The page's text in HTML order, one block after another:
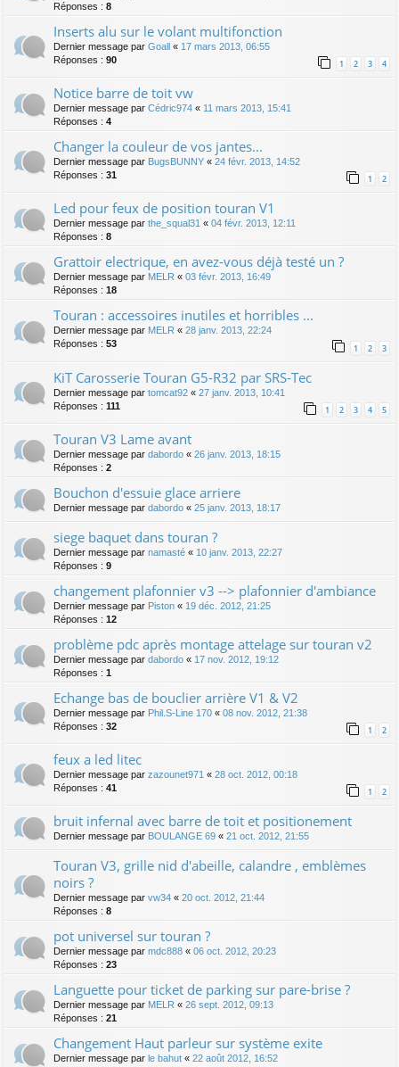
Réponses : 8
Inserts alu sur le volant multifonction
Dernier message par Goall « 17 mars 2013, 06:55
Réponses : 90 1 2 3 4
Notice barre de toit vw
Dernier message par Cédric974 « 11 mars 2013, 15:41
Réponses : 4
Changer la couleur de vos jantes...
Dernier message par BugsBUNNY « 24 févr. 2013, 14:52
Réponses : 31 1 2
Led pour feux de position touran V1
Dernier message par the_squal31 « 04 févr. 2013, 12:11
Réponses : 8
Grattoir electrique, en avez-vous déjà testé un ?
Dernier message par MELR « 03 févr. 2013, 16:49
Réponses : 18
Touran : accessoires inutiles et horribles ...
Dernier message par MELR « 28 janv. 2013, 22:24
Réponses : 53 1 2 3
KiT Carosserie Touran G5-R32 par SRS-Tec
Dernier message par tomcat92 « 27 janv. 2013, 10:41
Réponses : 111 1 2 3 4 5
Touran V3 Lame avant
Dernier message par dabordo « 26 janv. 2013, 18:15
Réponses : 2
Bouchon d'essuie glace arriere
Dernier message par dabordo « 25 janv. 2013, 18:17
siege baquet dans touran ?
Dernier message par namasté « 10 janv. 2013, 22:27
Réponses : 9
changement plafonnier v3 --> plafonnier d'ambiance
Dernier message par Piston « 19 déc. 2012, 21:25
Réponses : 12
problème pdc après montage attelage sur touran v2
Dernier message par dabordo « 17 nov. 2012, 19:12
Réponses : 1
Echange bas de bouclier arrière V1 & V2
Dernier message par Phil.S-Line 170 « 08 nov. 2012, 21:38
Réponses : 32 1 2
feux a led litec
Dernier message par zazounet971 « 28 oct. 2012, 00:18
Réponses : 41 1 2
bruit infernal avec barre de toit et positionement
Dernier message par BOULANGE 69 « 21 oct. 2012, 21:55
Touran V3, grille nid d'abeille, calandre , emblèmes
noirs ?
Dernier message par vw34 « 20 oct. 2012, 21:44
Réponses : 8
pot universel sur touran ?
Dernier message par mdc888 « 06 oct. 2012, 20:23
Réponses : 23
Languette pour ticket de parking sur pare-brise ?
Dernier message par MELR « 26 sept. 2012, 09:13
Réponses : 21
Changement Haut parleur sur système exite
Dernier message par le bahut « 22 août 2012, 16:52